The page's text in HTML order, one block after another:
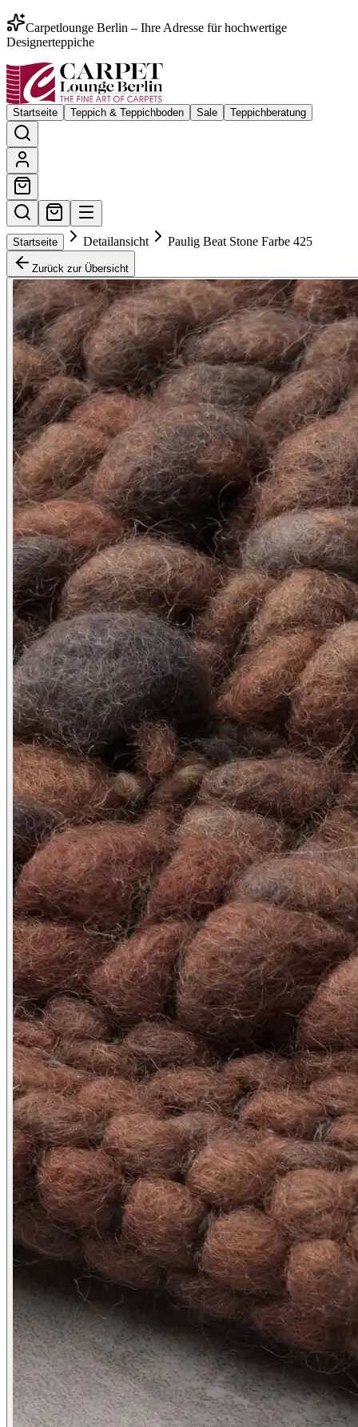
Carpetlounge Berlin – Ihre Adresse für hochwertige
Designerteppiche
Startseite Teppich & Teppichboden Sale Teppichberatung
Startseite Detailansicht Paulig Beat Stone Farbe 425
Zurück zur Übersicht